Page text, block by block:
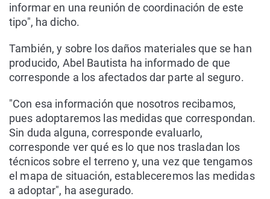
informar en una reunión de coordinación de este
tipo", ha dicho.
También, y sobre los daños materiales que se han
producido, Abel Bautista ha informado de que
corresponde a los afectados dar parte al seguro.
"Con esa información que nosotros recibamos,
pues adoptaremos las medidas que correspondan.
Sin duda alguna, corresponde evaluarlo,
corresponde ver qué es lo que nos trasladan los
técnicos sobre el terreno y, una vez que tengamos
el mapa de situación, estableceremos las medidas
a adoptar", ha asegurado.